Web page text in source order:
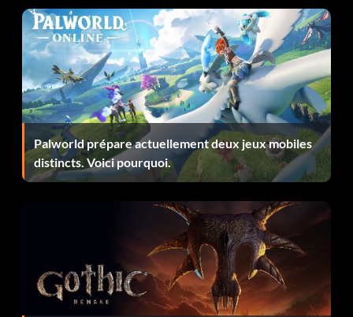
Palworld prépare actuellement deux jeux mobiles
distincts. Voici pourquoi.